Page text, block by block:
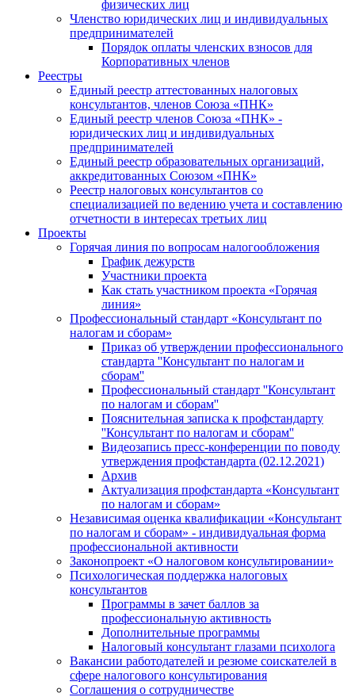
физических лиц
Членство юридических лиц и индивидуальных
предпринимателей
Порядок оплаты членских взносов для
Корпоративных членов
Реестры
Единый реестр аттестованных налоговых
консультантов, членов Союза «ПНК»
Единый реестр членов Союза «ПНК» -
юридических лиц и индивидуальных
предпринимателей
Единый реестр образовательных организаций,
аккредитованных Союзом «ПНК»
Реестр налоговых консультантов со
специализацией по ведению учета и составлению
отчетности в интересах третьих лиц
Проекты
Горячая линия по вопросам налогообложения
График дежурств
Участники проекта
Как стать участником проекта «Горячая
линия»
Профессиональный стандарт «Консультант по
налогам и сборам»
Приказ об утверждении профессионального
стандарта ''Консультант по налогам и
сборам''
Профессиональный стандарт ''Консультант
по налогам и сборам''
Пояснительная записка к профстандарту
''Консультант по налогам и сборам''
Видеозапись пресс-конференции по поводу
утверждения профстандарта (02.12.2021)
Архив
Актуализация профстандарта «Консультант
по налогам и сборам»
Независимая оценка квалификации «Консультант
по налогам и сборам» - индивидуальная форма
профессиональной активности
Законопроект «О налоговом консультировании»
Психологическая поддержка налоговых
консультантов
Программы в зачет баллов за
профессиональную активность
Дополнительные программы
Налоговый консультант глазами психолога
Вакансии работодателей и резюме соискателей в
сфере налогового консультирования
Соглашения о сотрудничестве